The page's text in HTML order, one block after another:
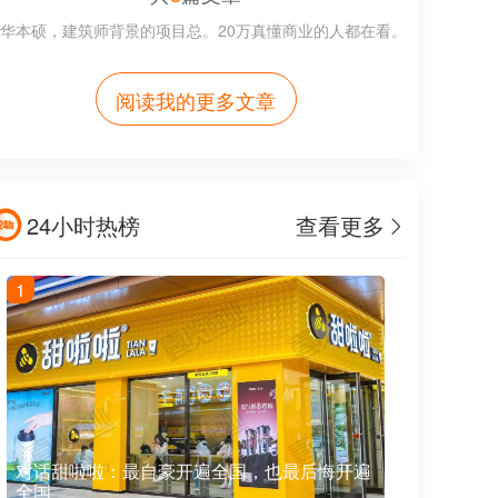
本硕，建筑师背景的项目总。20万真懂商业的人都在看。
阅读我的更多文章
24小时热榜 查看更多
对话甜啦啦：最自豪开遍全国，也最后悔开遍
全国
1